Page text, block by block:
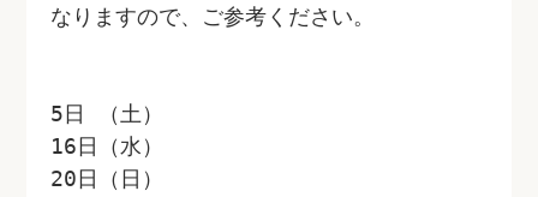
なりますので、ご参考ください。
5日 （土）
16日（水）
20日（日）